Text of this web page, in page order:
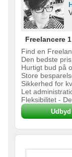
Freelancere
Find en
Den bedste
Hurtigt bud på
Store
Sikkerhed for
Let
Fleksibilitet -